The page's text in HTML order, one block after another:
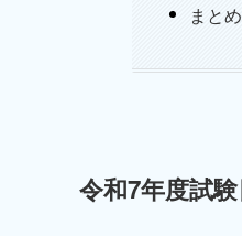
まとめ
令和7年度試